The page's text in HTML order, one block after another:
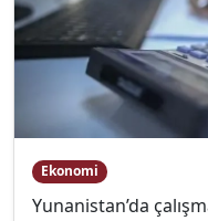
Ekonomi
Yunanistan’da